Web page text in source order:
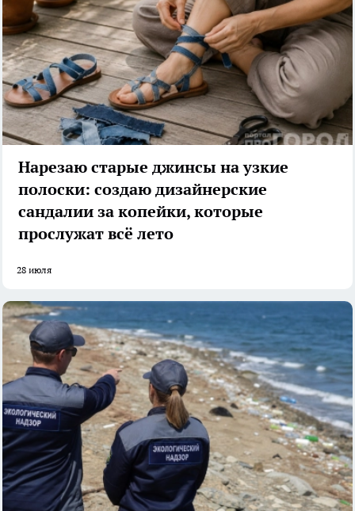
Нарезаю старые джинсы на узкие
полоски: создаю дизайнерские
сандалии за копейки, которые
прослужат всё лето
28 июля